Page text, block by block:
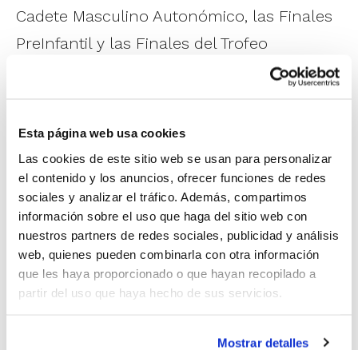
Esta página web usa cookies
Las cookies de este sitio web se usan para personalizar
el contenido y los anuncios, ofrecer funciones de redes
sociales y analizar el tráfico. Además, compartimos
información sobre el uso que haga del sitio web con
nuestros partners de redes sociales, publicidad y análisis
web, quienes pueden combinarla con otra información
que les haya proporcionado o que hayan recopilado a
partir del uso que haya hecho de sus servicios.
Mostrar detalles
Cadete Masculino Autonómico, las Finales
PreInfantil y las Finales del Trofeo